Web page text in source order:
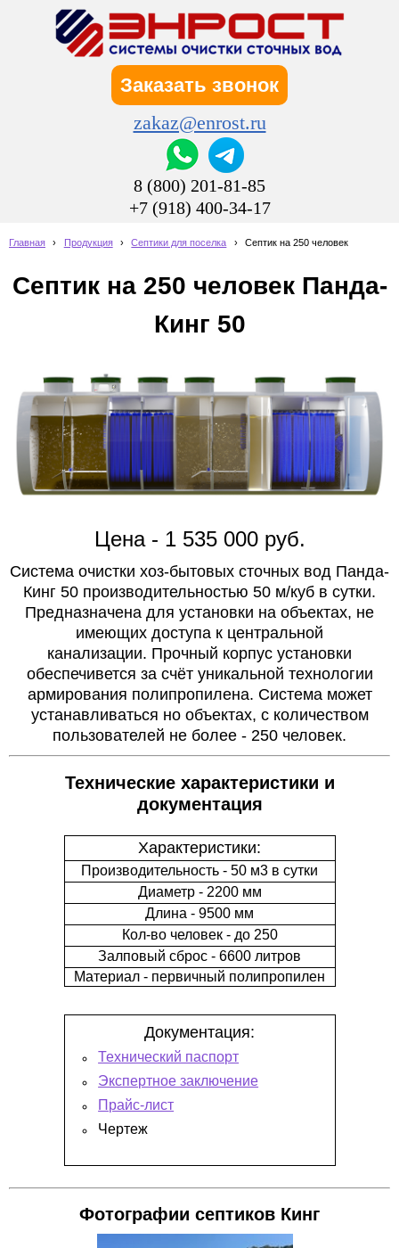
Заказать звонок
zakaz@enrost.ru
8 (800) 201-81-85
+7 (918) 400-34-17
Главная › Продукция › Септики для поселка › Септик на 250 человек
Септик на 250 человек Панда-
Кинг 50
Цена - 1 535 000 руб.
Система очистки хоз-бытовых сточных вод Панда-
Кинг 50 производительностью 50 м/куб в сутки.
Предназначена для установки на объектах, не
имеющих доступа к центральной
канализации. Прочный корпус установки
обеспечивется за счёт уникальной технологии
армирования полипропилена. Система может
устанавливаться но объектах, с количеством
пользователей не более - 250 человек.
Технические характеристики и
документация
Характеристики:
Производительность - 50 м3 в сутки
Диаметр - 2200 мм
Длина - 9500 мм
Кол-во человек - до 250
Залповый сброс - 6600 литров
Материал - первичный полипропилен
Документация:
Технический паспорт
Экспертное заключение
Прайс-лист
Чертеж
Фотографии септиков Кинг